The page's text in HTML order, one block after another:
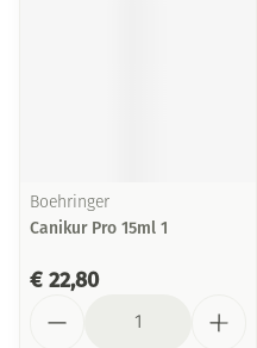
Boehringer
Canikur Pro 15ml 1
€ 22,80